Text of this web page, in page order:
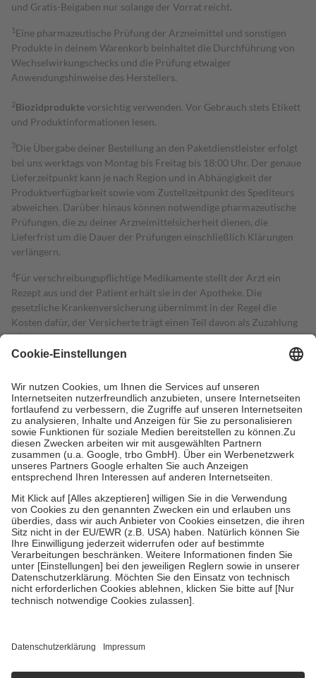
und Gratis-Beigaben nur solange der Vorrat reicht.
1 Eine pharmazeutische Prüfung der Arzneimittel und sonstigen
Produkte in deinem Warenkorb beinhaltet die Durchführung von
Wechselwirkungschecks und die Prüfung etwaiger
Anwendungshinweise des Herstellers.
2Biozidproduktevorsichtig verwenden. Vor Gebrauch stets Etikett
und Produktinformationen lesen.
3Die Übergabe deiner Bestellung an den Paketdienstleister erfolgt
bei uns werktags von Montag bis Freitag bis 18:00 Uhr. Der genaue
Lieferzeitpunkt kann je nach Region und in Abhängigkeit der
Produktverfügbarkeit sowie vom Zustellzeitpunkt des Spediteurs
abweichen. Darüber hinaus können notwendige pharmazeutische
Prüfungen, die zu deiner Arzneimittelsicherheit dienen, die
Lieferfrist um die Dauer der Prüfungen einschließlich Klärungen
verlängern.
4Für verschreibungspflichtige Medikamente stellt der Arzt ein
Rezept aus und der Patient erhält sie in der Apotheke. Die
gesetzliche Krankenversicherung übernimmt in der Regel die
Kosten dafür, der Versicherte trägt einen Teil davon als Zuzahlung
mit.
Grundsätzlich leisten Mitglieder Zuzahlungen in Höhe von zehn
höchstens zehn Euro.
Es sind jedoch nie mehr als die tatsächlichen
Kosten der Leistung zu entrichten.
Diese Regeln gelten grundsätzlich auch für Online-Apotheken.
Bei Heilmitteln und häuslicher Krankenpflege beträgt die
Zuzahlung zehn Prozent der Kosten sowie zehn Euro je
Verordnung.
Um das Engagement der Versicherten für ihre eigene Gesundheit zu
stärken und die besondere Stellung der Familie zu unterstützen,
fallenkeine Zuzahlungenan bei:
• Kindern und Jugendlichen bis zum vollendeten 18. Lebensjahr
mit Ausnahme der Fahrkosten
• Untersuchungen zur Vorsorge und Früherkennung, die von der
GKV getragen werden
• empfohlenen Schutzimpfungen
• Harn- und Blutteststreifen
getroffen, um sicherzustellen, dass es sich um echte Bewertungen
https://help.etrusted.com/hc/de/articles/4419944605341